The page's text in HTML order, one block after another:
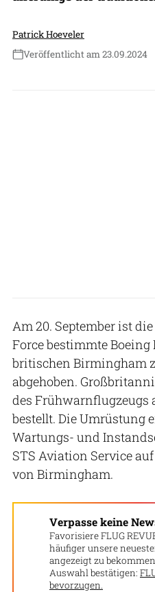
Patrick Hoeveler
Veröffentlicht am 23.09.2024
Am 20. September ist
Force bestimmte Boeing
britischen Birmingham
abgehoben.
des Frühwarnflugzeugs
bestellt. Die Umrüstung
Wartungs- und
STS Aviation Service
von Birmingham.
Verpasse keine
Favorisiere FLUG
häufiger unsere
angezeigt zu
Auswahl bestätigen:
bevorzugen.